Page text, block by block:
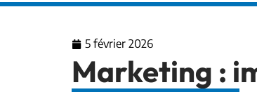
5 février 2026
Marketing :